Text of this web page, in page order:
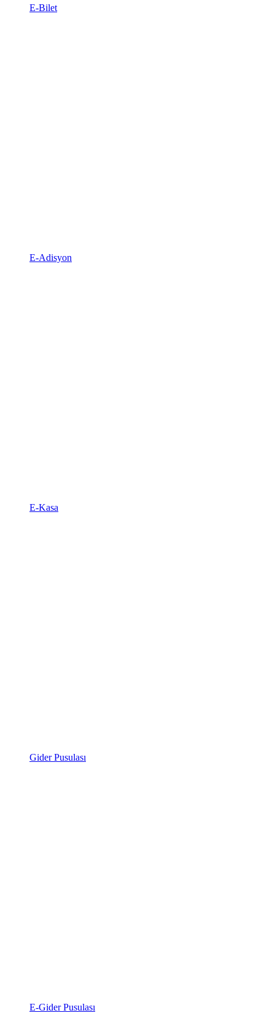
E-Bilet
E-Adisyon
E-Kasa
Gider Pusulası
E-Gider Pusulası